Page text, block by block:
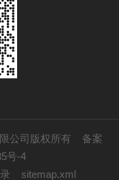
公司版权所有 备案
号-4
sitemap.xml